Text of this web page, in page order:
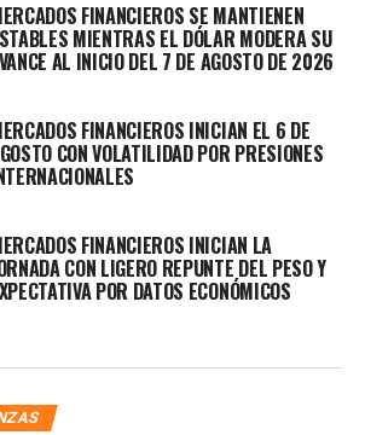
FINANCIEROS SE MANTIENEN
MIENTRAS EL DÓLAR MODERA SU
AL INICIO DEL 7 DE AGOSTO DE 2026
FINANCIEROS INICIAN EL 6 DE
CON VOLATILIDAD POR PRESIONES
FINANCIEROS INICIAN LA
CON LIGERO REPUNTE DEL PESO Y
POR DATOS ECONÓMICOS